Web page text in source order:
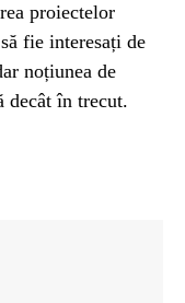
proiectelor
fie interesați de
noțiunea de
decât în trecut.